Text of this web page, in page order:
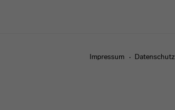
Impressum Datenschutz